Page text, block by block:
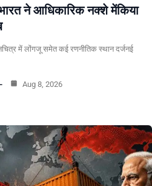
ने आधिकारिक नक्शे मेंकिया
में लोंगजू समेत कई रणनीतिक स्थान दर्जनई
Aug 8, 2026